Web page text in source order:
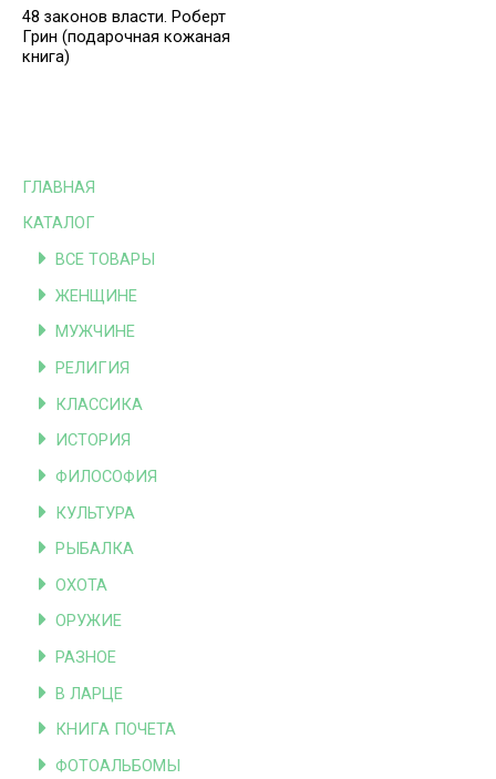
ГЛАВНАЯ
КАТАЛОГ
ВСЕ ТОВАРЫ
ЖЕНЩИНЕ
МУЖЧИНЕ
РЕЛИГИЯ
КЛАССИКА
ИСТОРИЯ
ФИЛОСОФИЯ
КУЛЬТУРА
РЫБАЛКА
ОХОТА
ОРУЖИЕ
РАЗНОЕ
В ЛАРЦЕ
КНИГА ПОЧЕТА
ФОТОАЛЬБОМЫ
48 законов власти. Роберт
Грин (подарочная кожаная
книга)